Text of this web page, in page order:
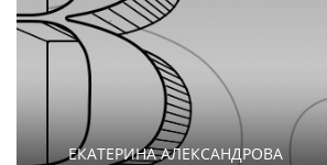
ЕКАТЕРИНА АЛЕКСАНДРОВА